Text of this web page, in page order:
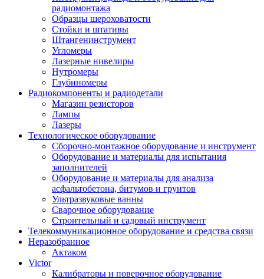
радиомонтажа
Образцы шероховатости
Стойки и штативы
Штангенинструмент
Угломеры
Лазерные нивелиры
Нутромеры
Глубиномеры
Радиокомпоненты и радиодетали
Магазин резисторов
Лампы
Лазеры
Технологическое оборудование
Сборочно-монтажное оборудование и инструмент
Оборудование и материалы для испытания
заполнителей
Оборудование и материалы для анализа
асфальтобетона, битумов и грунтов
Ультразвуковые ванны
Сварочное оборудование
Строительный и садовый инструмент
Телекоммуникационное оборудование и средства связи
Неразобранное
Актаком
Victor
Калибраторы и поверочное оборудование